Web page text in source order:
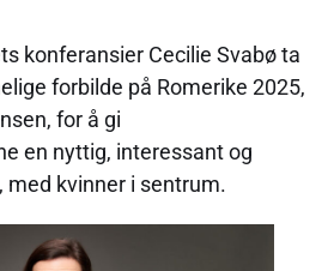
konferansier Cecilie Svabø ta
forbilde på Romerike 2025,
for å gi
en nyttig, interessant og
kvinner i sentrum.